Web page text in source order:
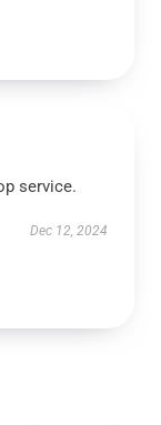
service.
Dec 12, 2024